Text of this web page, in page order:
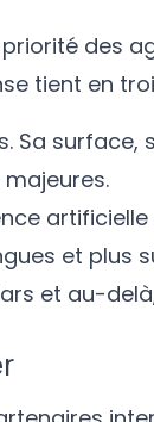
des
tient en
Sa surface,
et plus
et au-